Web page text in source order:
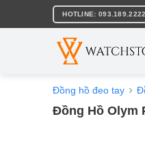
nội
HOTLINE: 093.189.2222
Đồng hồ đeo tay
Đồng Hồ Olym